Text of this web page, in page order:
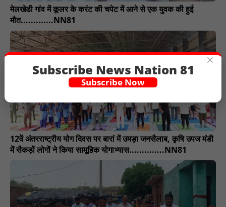
मेलखेडी गांव में कूलर के करंट की चपेट में आने से एक युवक की हुई
मौत.............NN81
12वें अंतरराष्ट्रीय योग दिवस पर बारां में उमड़ा जनसैलाब, कृषि उपज मंडी
में सैकड़ों लोगों ने किया सामूहिक योगाभ्यास..............NN81
×
Subscribe News Nation 81
Subscribe Now